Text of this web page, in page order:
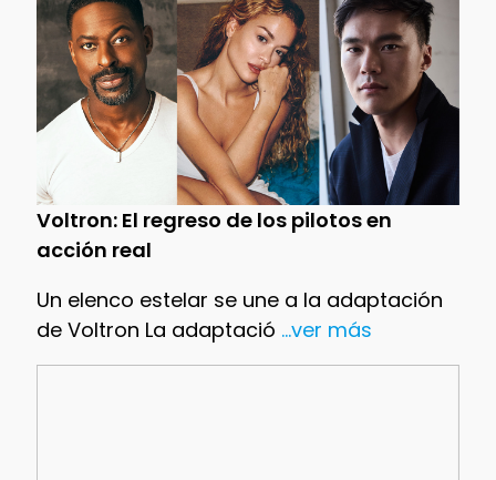
Voltron: El regreso de los pilotos en
acción real
Un elenco estelar se une a la adaptación
de Voltron La adaptació ...ver más